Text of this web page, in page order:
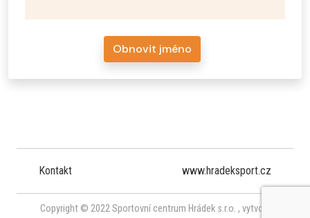
Obnovit jméno
Kontakt www.hradeksport.cz
Copyright © 2022 Sportovní centrum Hrádek s.r.o. , vytvořil